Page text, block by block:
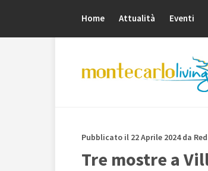
Home Attualità Eventi
Pubblicato il 22 Aprile 2024 da
Tre mostre a